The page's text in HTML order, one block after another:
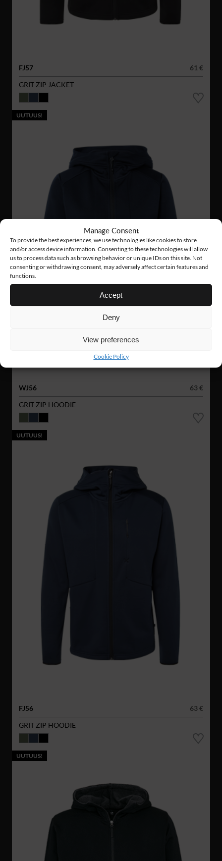
Manage Consent
To provide the best experiences, we use technologies like cookies to store
and/or access device information. Consenting to these technologies will allow
us to process data such as browsing behavior or unique IDs on this site. Not
consenting or withdrawing consent, may adversely affect certain features and
functions.
Accept
Deny
View preferences
Cookie Policy
FJ57
61 €
GRIT ZIP JACKET
UUTUUS!
WJ56
63 €
GRIT ZIP HOODIE
UUTUUS!
FJ56
63 €
GRIT ZIP HOODIE
UUTUUS!